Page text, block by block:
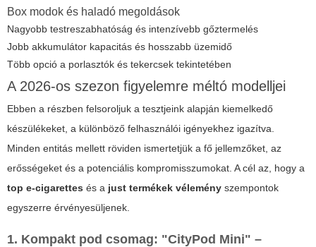
Box modok és haladó megoldások
Nagyobb testreszabhatóság és intenzívebb gőztermelés
Jobb akkumulátor kapacitás és hosszabb üzemidő
Több opció a porlasztók és tekercsek tekintetében
A 2026-os szezon figyelemre méltó modelljei
Ebben a részben felsoroljuk a tesztjeink alapján kiemelkedő
készülékeket, a különböző felhasználói igényekhez igazítva.
Minden entitás mellett röviden ismertetjük a fő jellemzőket, az
erősségeket és a potenciális kompromisszumokat. A cél az, hogy a
top e-cigarettes és a just termékek vélemény szempontok
egyszerre érvényesüljenek.
1. Kompakt pod csomag: "CityPod Mini" –